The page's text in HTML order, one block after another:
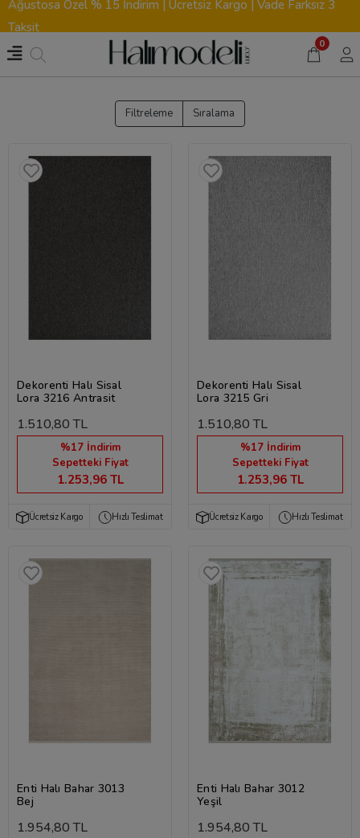
Ağustosa Özel % 15 İndirim | Ücretsiz Kargo | Vade Farksız 3
Taksit
0
Filtreleme Sıralama
Dekorenti Halı Sisal
Lora 3216 Antrasit
1.510,80 TL
%17 İndirim
Sepetteki Fiyat
1.253,96 TL
Ücretsiz Kargo Hızlı Teslimat
Dekorenti Halı Sisal
Lora 3215 Gri
1.510,80 TL
%17 İndirim
Sepetteki Fiyat
1.253,96 TL
Ücretsiz Kargo Hızlı Teslimat
Enti Halı Bahar 3013
Bej
1.954,80 TL
Enti Halı Bahar 3012
Yeşil
1.954,80 TL